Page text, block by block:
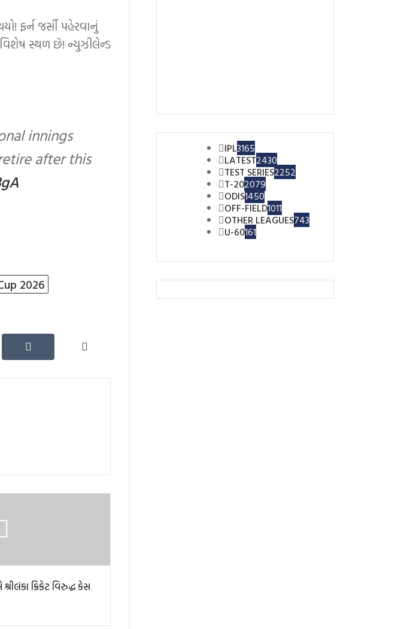
ફર્ન જર્સી પહેરવાનું
સ્થળ છે! ન્યુઝીલેન્ડ
innings
after this
2026
ક્રિકેટ વિરુદ્ધ કેસ
IPL3165
LATEST2430
TEST SERIES2252
T-202079
ODIS1450
OFF-FIELD1011
OTHER LEAGUES743
U-60161